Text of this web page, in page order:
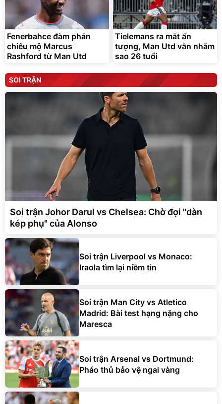
Fenerbahce đàm phán
chiêu mộ Marcus
Rashford từ Man Utd
Tielemans ra mắt ấn
tượng, Man Utd vẫn nhắm
sao 26 tuổi
SOI TRẬN
Soi trận Johor Darul vs Chelsea: Chờ đợi "dàn
kép phụ" của Alonso
Soi trận Liverpool vs Monaco:
Iraola tìm lại niềm tin
Soi trận Man City vs Atletico
Madrid: Bài test hạng nặng cho
Maresca
Soi trận Arsenal vs Dortmund:
Pháo thủ bảo vệ ngai vàng